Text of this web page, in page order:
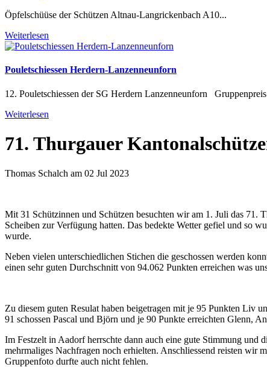
Öpfelschüüse der Schützen Altnau-Langrickenbach A10...
Weiterlesen
Pouletschiessen Herdern-Lanzenneunforn
12. Pouletschiessen der SG Herdern Lanzenneunforn
Weiterlesen
71. Thurgauer
Thomas Schalch am 02 Jul 2023
Mit 31 Schützinnen und Schützen besuchten wir am 1. Juli das 71.
Scheiben zur Verfügung hatten. Das bedekte Wetter gefiel und so
wurde.
Neben vielen unterschiedlichen Stichen die geschossen werden
einen sehr guten Durchschnitt von 94.062 Punkten erreichen was
Zu diesem guten Resulat haben beigetragen mit je 95 Punkten
91 schossen Pascal und Björn und je 90 Punkte erreichten Glenn,
Im Festzelt in Aadorf herrschte dann auch eine gute Stimmung und
mehrmaliges Nachfragen noch erhielten. Anschliessend reisten wir
Gruppenfoto durfte auch nicht fehlen.